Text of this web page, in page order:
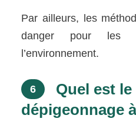
Par ailleurs, les
danger pour les
l’environnement.
6
Quel est le
dépigeonnage